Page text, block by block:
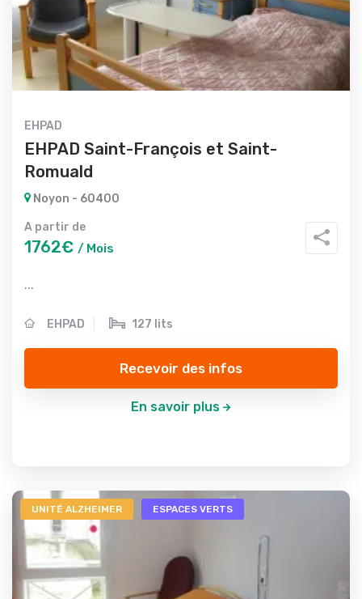
EHPAD
EHPAD Saint-François et Saint-
Romuald
Noyon - 60400
A partir de
1762€ / Mois
...
EHPAD 127 lits
Recevoir des infos
En savoir plus
UNITÉ ALZHEIMER ESPACES VERTS